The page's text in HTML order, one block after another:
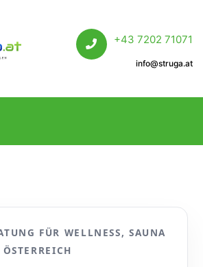
+43 7202 71071
info@struga.at
FÜR WELLNESS, SAUNA